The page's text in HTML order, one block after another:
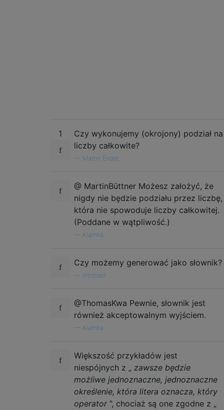
1
Czy wykonujemy (okrojony) podział na
liczby całkowite?
Martin Ender,
@ MartinBüttner Możesz założyć, że
nigdy nie będzie podziału przez liczbę,
która nie spowoduje liczby całkowitej.
(Poddane w wątpliwość.)
Klamka
Czy możemy generować jako słownik?
lirtosiast
@ThomasKwa Pewnie, słownik jest
również akceptowalnym wyjściem.
Klamka
Większość przykładów jest
niespójnych z „ zawsze będzie
możliwe jednoznaczne, jednoznaczne
określenie, która litera oznacza, który
operator ”, chociaż są one zgodne z „